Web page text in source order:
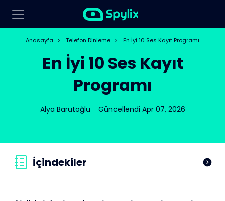
Anasayfa > Telefon Dinleme > En İyi 10 Ses Kayıt Programı
En İyi 10 Ses Kayıt
Programı
Alya Barutoğlu Güncellendi Apr 07, 2026
İçindekiler